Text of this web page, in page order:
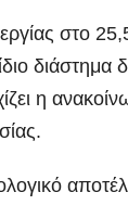
στο
διάστημα
η